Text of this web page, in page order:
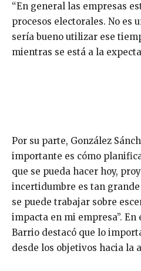
“En general las empresas
procesos electorales. No es
sería bueno utilizar ese
mientras se está a la
Por su parte, González
importante es cómo
que se pueda hacer hoy,
incertidumbre es tan
se puede trabajar sobre
impacta en mi empresa”. En
Barrio destacó que lo
desde los objetivos hacia la